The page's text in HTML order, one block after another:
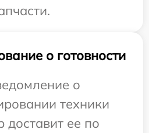
о готовности
о
техники
доставит ее по